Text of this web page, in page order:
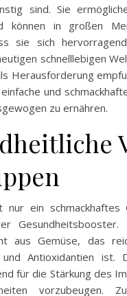
sind. Sie
können in großen
sie sich
schnelllebigen
Herausforderung
und
zu ernähren.
nur ein schmackhaftes
aus Gemüse, das
und Antioxidantien ist.
für die Stärkung des
vorzubeugen.